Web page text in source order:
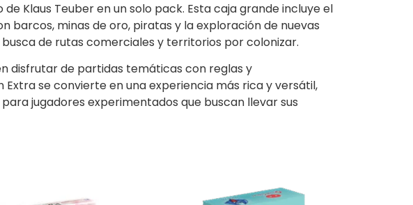
Klaus Teuber en un solo pack. Esta caja grande incluye el
barcos, minas de oro, piratas y la exploración de nuevas
de rutas comerciales y territorios por colonizar.
disfrutar de partidas temáticas con reglas y
se convierte en una experiencia más rica y versátil,
jugadores experimentados que buscan llevar sus